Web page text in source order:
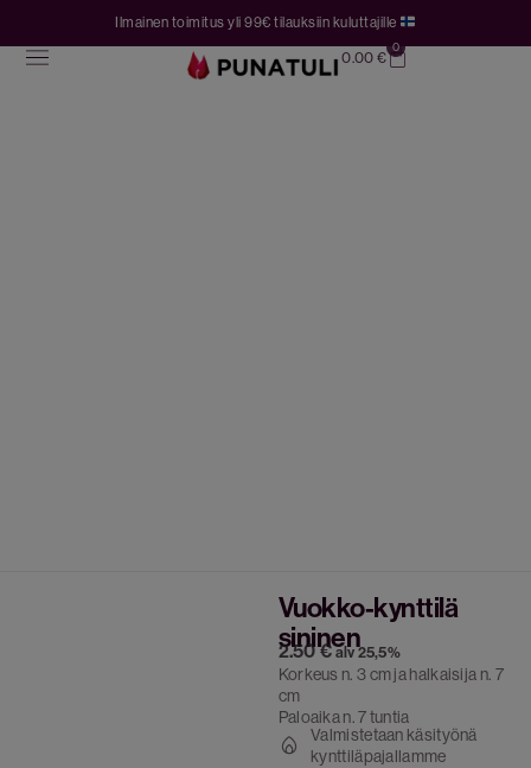
Ilmainen toimitus yli 99€ tilauksiin kuluttajille
0.00 €
0
Vuokko-kynttilä
sininen
2.50€ alv 25,5%
Korkeus n. 3 cm ja halkaisija n. 7
cm
Paloaika n. 7 tuntia
Valmistetaan käsityönä
kynttiläpajallamme